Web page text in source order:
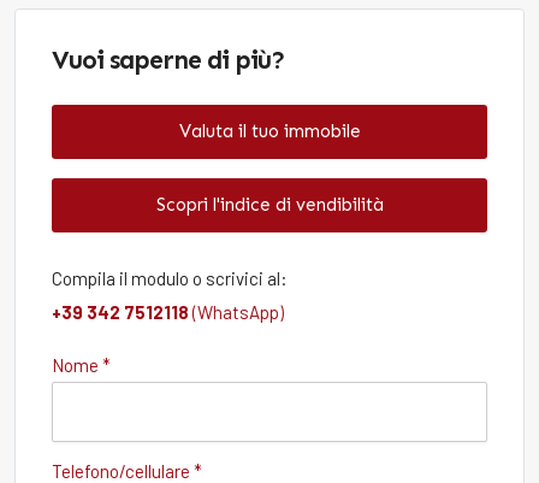
Vuoi saperne di più?
Valuta il tuo immobile
Scopri l'indice di vendibilità
Compila il modulo o scrivici al:
+39 342 7512118(WhatsApp)
Nome *
Telefono/cellulare *